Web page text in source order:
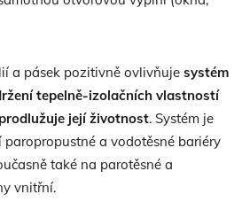
a pásek pozitivně ovlivňuje systém
tepelně-izolačních vlastností
její životnost. Systém je
a vodotěsné bariéry
také na parotěsné a
vnitřní.